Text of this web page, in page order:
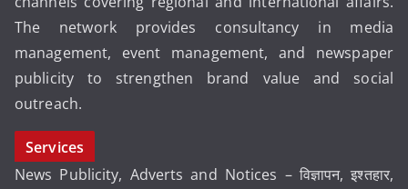
The network provides consultancy in media
management, event management, and newspaper
publicity to strengthen brand value and social
outreach.
Services
News Publicity, Adverts and Notices – विज्ञापन, इश्तहार,